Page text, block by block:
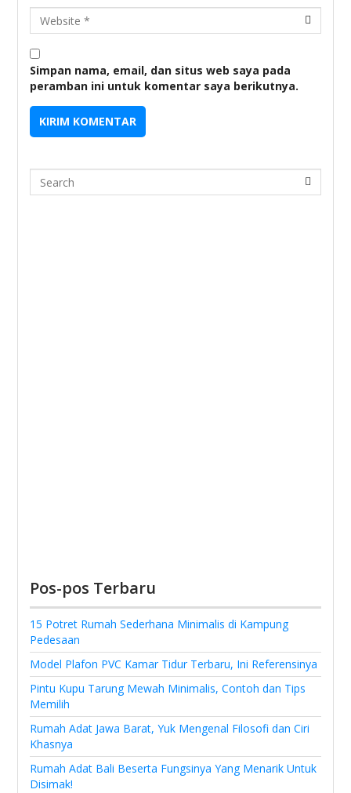
URL
Simpan nama, email, dan situs web saya pada
peramban ini untuk komentar saya berikutnya.
Search
Pos-pos Terbaru
15 Potret Rumah Sederhana Minimalis di Kampung
Pedesaan
Model Plafon PVC Kamar Tidur Terbaru, Ini Referensinya
Pintu Kupu Tarung Mewah Minimalis, Contoh dan Tips
Memilih
Rumah Adat Jawa Barat, Yuk Mengenal Filosofi dan Ciri
Khasnya
Rumah Adat Bali Beserta Fungsinya Yang Menarik Untuk
Disimak!